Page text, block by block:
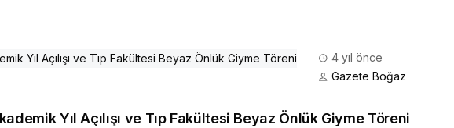
4 yıl önce
Gazete Boğaz
Yıl Açılışı ve Tıp Fakültesi Beyaz Önlük Giyme Töreni